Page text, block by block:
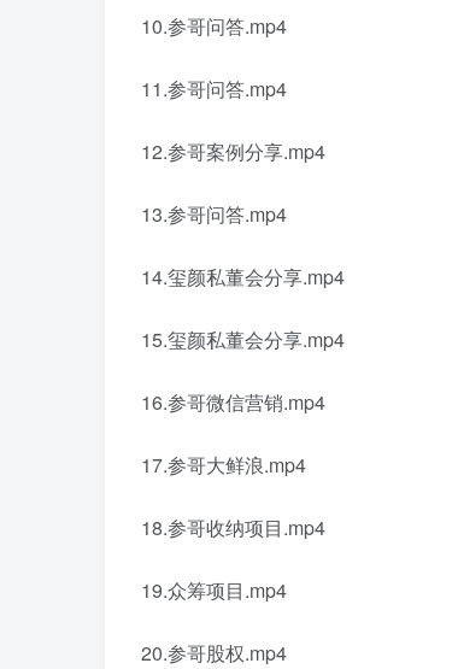
10.参哥问答.mp4
11.参哥问答.mp4
12.参哥案例分享.mp4
13.参哥问答.mp4
14.玺颜私董会分享.mp4
15.玺颜私董会分享.mp4
16.参哥微信营销.mp4
17.参哥大鲜浪.mp4
18.参哥收纳项目.mp4
19.众筹项目.mp4
20.参哥股权.mp4